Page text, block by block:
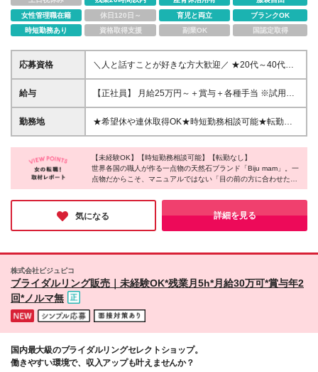
女性管理職在籍
休日120日～ 育児と両立
ブランクOK
時短勤務あり
資格取得支援 副業OK 国認定取得
応募資格
＼人と話すことが好きな方大歓迎／ ★20代～40代の
スタッフが活躍中 ◆未経験OK ◆第二新卒歓迎 ◆学歴
不問 ～*業界・職種未経験の人も多数！*～ 飲食店ス
躍しています♪
給与
【正社員】 月給25万円～＋賞与＋各種手当 ※試用期
間6か月あり。期間中は時給1400円となり、その他待
遇に変更はありません。 ※残業代は別途支給します
勤務地
★希望休や連休取得OK★時短勤務相談可能★転勤な
し★U・Iターン歓迎 【渋谷スクランブルスクエア
5F】 東京都渋谷区渋谷2丁目24−12 渋谷スクランブル
スクエア5F 【Biju mam STATION】 東京都港区北青
山3-6-12 東京メトロ表参道駅構内 Echika表参道
【Biju mam 横浜高島屋1F】 神奈川県横浜市西区南幸
1-6-31 横浜高島屋 1F 【Biju mam ルミネ大宮】 埼玉
県さいたま市大宮区錦町630 ルミネ2 3F 【Biju mam
福岡パルコ本館2F】 福岡県福岡市中央区天神2-11-1
【未経験OK】【時短勤務相談可能】【転勤なし】
世界各国の職人が作る一点物の天然石ブランド「Biju mam」。一
点物だからこそ、マニュアルではない「目の前の方に合わせた言
葉」を大切にしていました。それが面白さに変わるのは、ノルマ
に縛られずチームで助け合う文化があるから！「お客様と一緒に
運命の石を探す」という純粋な接客の醍醐味に加え、SNSや売場
作りにも自分のアイデアが反映される魅力的な環境です♪
気になる 詳細を見る
株式会社ビジュピコ
ブライダルリング販売｜未経験OK*残業月5h*月給30万可*賞与年2
回*ノルマ無
国内最大級のブライダルリングセレクトショップ。
働きやすい環境で、収入アップも叶えませんか？